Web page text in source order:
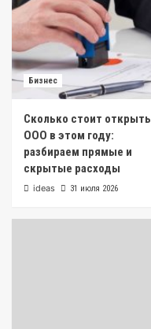
Бизнес
Сколько стоит открыть
ООО в этом году:
разбираем прямые и
скрытые расходы
ideas 31 июля 2026